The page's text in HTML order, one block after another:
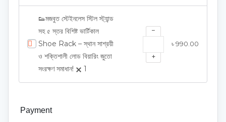
👟মজবুত স্টেইনলেস স্টিল স্ট্যান্ড
সহ ৫ স্তর বিশিষ্ট ভার্টিকাল
Shoe Rack – স্থান সাশ্রয়ী
ও শক্তিশালী লোড বিয়ারিং জুতো
সংরক্ষণ সমাধান!
1
−
+
৳990.00
Payment